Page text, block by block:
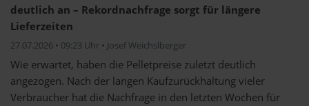
deutlich an – Rekordnachfrage sorgt für längere
Lieferzeiten
27.07.2026 • 09:23 Uhr • Josef Weichslberger
Wie erwartet, haben die Pelletpreise zuletzt deutlich
angezogen. Nach der langen Kaufzurückhaltung vieler
Verbraucher hat die Nachfrage in den letzten Wochen für